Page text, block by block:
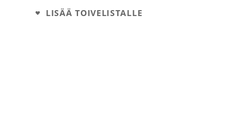
LISÄÄ TOIVELISTALLE